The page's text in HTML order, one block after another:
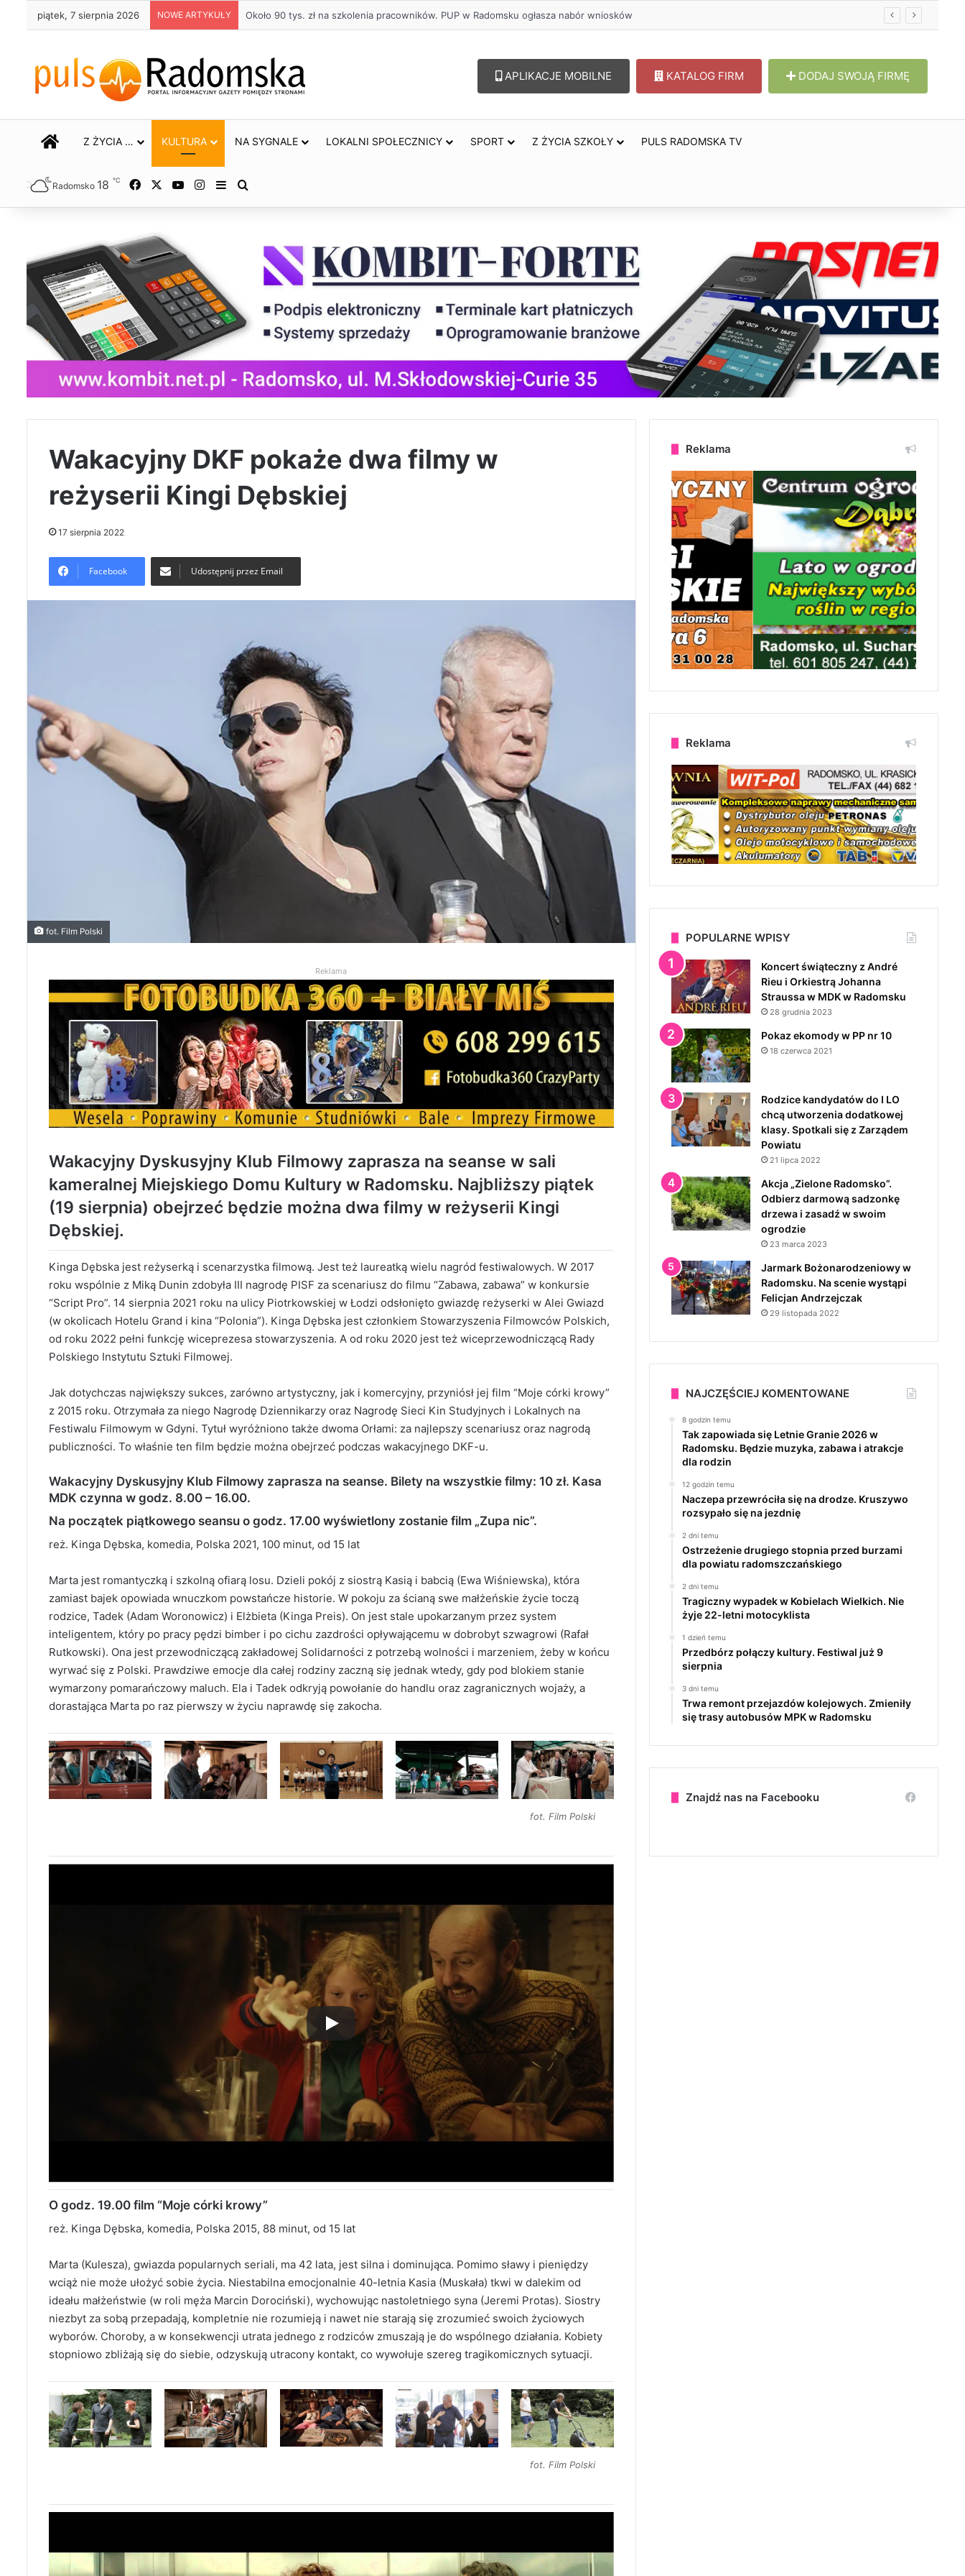
piątek, 7 sierpnia 2026 NOWE ARTYKUŁY Życie bez alkoholu – lepszy wybór. Radomsko włącza się w Miesiąc Trzeźwości
APLIKACJE MOBILNE KATALOG FIRM DODAJ SWOJĄ FIRMĘ
STRONA GŁÓWNA
Z ŻYCIA … KULTURA NA SYGNALE LOKALNI SPOŁECZNICY SPORT Z ŻYCIA SZKOŁY PULS RADOMSKA TV
Radomsko 18 ℃ Facebook YouTubeInstagram
Sidebar
Wakacyjny DKF pokaże dwa filmy w
reżyserii Kingi Dębskiej
17 sierpnia 2022
Facebook Udostępnij przez Email
fot. Film Polski
Reklama
Wakacyjny Dyskusyjny Klub Filmowy zaprasza na seanse w sali
kameralnej Miejskiego Domu Kultury w Radomsku. Najbliższy piątek
(19 sierpnia) obejrzeć będzie można dwa filmy w reżyserii Kingi
Dębskiej.
Kinga Dębska jest reżyserką i scenarzystka filmową. Jest też laureatką wielu nagród festiwalowych. W 2017
roku wspólnie z Miką Dunin zdobyła III nagrodę PISF za scenariusz do filmu “Zabawa, zabawa” w konkursie
“Script Pro”. 14 sierpnia 2021 roku na ulicy Piotrkowskiej w Łodzi odsłonięto gwiazdę reżyserki w Alei Gwiazd
(w okolicach Hotelu Grand i kina “Polonia”). Kinga Dębska jest członkiem Stowarzyszenia Filmowców Polskich,
od roku 2022 pełni funkcję wiceprezesa stowarzyszenia. A od roku 2020 jest też wiceprzewodniczącą Rady
Polskiego Instytutu Sztuki Filmowej.
Jak dotychczas największy sukces, zarówno artystyczny, jak i komercyjny, przyniósł jej film “Moje córki krowy”
z 2015 roku. Otrzymała za niego Nagrodę Dziennikarzy oraz Nagrodę Sieci Kin Studyjnych i Lokalnych na
Festiwalu Filmowym w Gdyni. Tytuł wyróżniono także dwoma Orłami: za najlepszy scenariusz oraz nagrodą
publiczności. To właśnie ten film będzie można obejrzeć podczas wakacyjnego DKF-u.
Wakacyjny Dyskusyjny Klub Filmowy zaprasza na seanse. Bilety na wszystkie filmy: 10 zł. Kasa
MDK czynna w godz. 8.00 – 16.00.
Na początek piątkowego seansu o godz. 17.00 wyświetlony zostanie film „Zupa nic”.
reż. Kinga Dębska, komedia, Polska 2021, 100 minut, od 15 lat
Marta jest romantyczką i szkolną ofiarą losu. Dzieli pokój z siostrą Kasią i babcią (Ewa Wiśniewska), która
zamiast bajek opowiada wnuczkom powstańcze historie. W pokoju za ścianą swe małżeńskie życie toczą
rodzice, Tadek (Adam Woronowicz) i Elżbieta (Kinga Preis). On jest stale upokarzanym przez system
inteligentem, który po pracy pędzi bimber i po cichu zazdrości opływającemu w dobrobyt szwagrowi (Rafał
Rutkowski). Ona jest przewodniczącą zakładowej Solidarności z potrzebą wolności i marzeniem, żeby w końcu
wyrwać się z Polski. Prawdziwe emocje dla całej rodziny zaczną się jednak wtedy, gdy pod blokiem stanie
wymarzony pomarańczowy maluch. Ela i Tadek odkryją powołanie do handlu oraz zagranicznych wojaży, a
dorastająca Marta po raz pierwszy w życiu naprawdę się zakocha.
fot. Film Polski
O godz. 19.00 film “Moje córki krowy”
reż. Kinga Dębska, komedia, Polska 2015, 88 minut, od 15 lat
Marta (Kulesza), gwiazda popularnych seriali, ma 42 lata, jest silna i dominująca. Pomimo sławy i pieniędzy
wciąż nie może ułożyć sobie życia. Niestabilna emocjonalnie 40-letnia Kasia (Muskała) tkwi w dalekim od
ideału małżeństwie (w roli męża Marcin Dorociński), wychowując nastoletniego syna (Jeremi Protas). Siostry
niezbyt za sobą przepadają, kompletnie nie rozumieją i nawet nie starają się zrozumieć swoich życiowych
wyborów. Choroby, a w konsekwencji utrata jednego z rodziców zmuszają je do wspólnego działania. Kobiety
stopniowo zbliżają się do siebie, odzyskują utracony kontakt, co wywołuje szereg tragikomicznych sytuacji.
fot. Film Polski
Reklama
Reklama
POPULARNE WPISY
Koncert świąteczny z André
Rieu i Orkiestrą Johanna
Straussa w MDK w Radomsku
28 grudnia 2023
Pokaz ekomody w PP nr 10
18 czerwca 2021
Rodzice kandydatów do I LO
chcą utworzenia dodatkowej
klasy. Spotkali się z Zarządem
Powiatu
21 lipca 2022
Akcja „Zielone Radomsko”.
Odbierz darmową sadzonkę
drzewa i zasadź w swoim
ogrodzie
23 marca 2023
Jarmark Bożonarodzeniowy w
Radomsku. Na scenie wystąpi
Felicjan Andrzejczak
29 listopada 2022
NAJCZĘŚCIEJ KOMENTOWANE
8 godzin temu
Tak zapowiada się Letnie Granie 2026 w
Radomsku. Będzie muzyka, zabawa i atrakcje
dla rodzin
12 godzin temu
Naczepa przewróciła się na drodze. Kruszywo
rozsypało się na jezdnię
2 dni temu
Ostrzeżenie drugiego stopnia przed burzami
dla powiatu radomszczańskiego
2 dni temu
Tragiczny wypadek w Kobielach Wielkich. Nie
żyje 22-letni motocyklista
1 dzień temu
Przedbórz połączy kultury. Festiwal już 9
sierpnia
3 dni temu
Trwa remont przejazdów kolejowych. Zmieniły
się trasy autobusów MPK w Radomsku
Znajdź nas na Facebooku